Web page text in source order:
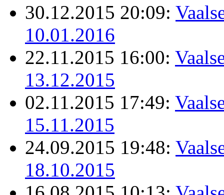
30.12.2015 20:09:
10.01.2016
22.11.2015 16:00:
13.12.2015
02.11.2015 17:49:
15.11.2015
24.09.2015 19:48:
18.10.2015